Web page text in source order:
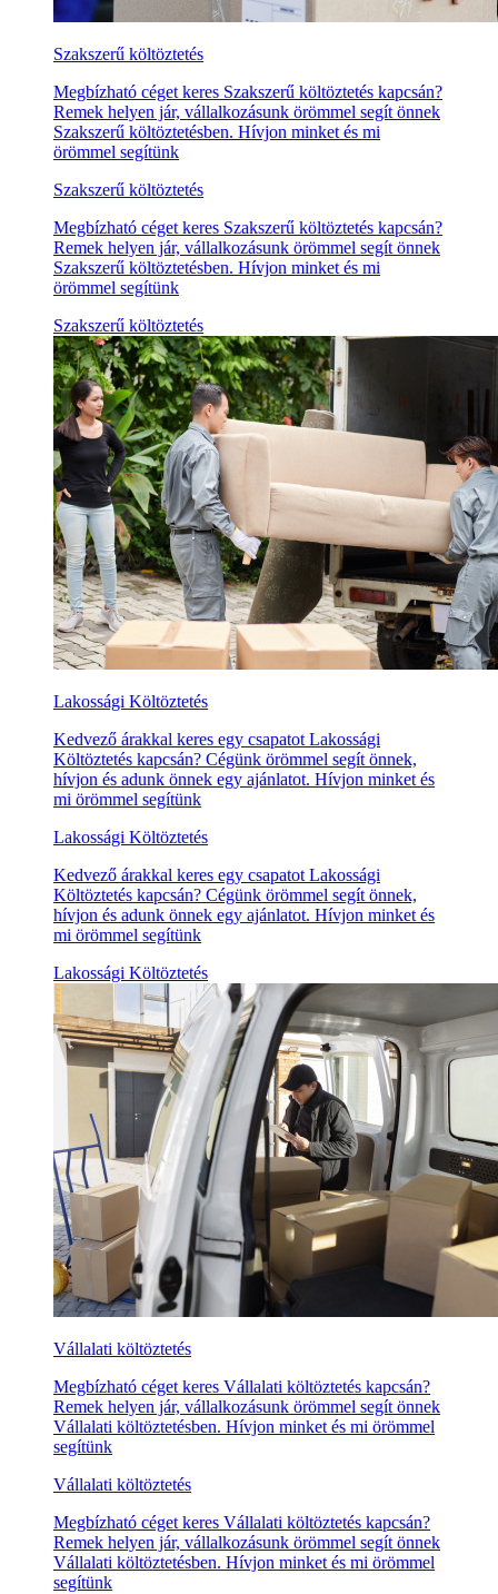
Szakszerű költöztetés
Megbízható céget keres Szakszerű költöztetés kapcsán?
Remek helyen jár, vállalkozásunk örömmel segít önnek
Szakszerű költöztetésben. Hívjon minket és mi
örömmel segítünk
Szakszerű költöztetés
Megbízható céget keres Szakszerű költöztetés kapcsán?
Remek helyen jár, vállalkozásunk örömmel segít önnek
Szakszerű költöztetésben. Hívjon minket és mi
örömmel segítünk
Szakszerű költöztetés
Lakossági Költöztetés
Kedvező árakkal keres egy csapatot Lakossági
Költöztetés kapcsán? Cégünk örömmel segít önnek,
hívjon és adunk önnek egy ajánlatot. Hívjon minket és
mi örömmel segítünk
Lakossági Költöztetés
Kedvező árakkal keres egy csapatot Lakossági
Költöztetés kapcsán? Cégünk örömmel segít önnek,
hívjon és adunk önnek egy ajánlatot. Hívjon minket és
mi örömmel segítünk
Lakossági Költöztetés
Vállalati költöztetés
Megbízható céget keres Vállalati költöztetés kapcsán?
Remek helyen jár, vállalkozásunk örömmel segít önnek
Vállalati költöztetésben. Hívjon minket és mi örömmel
segítünk
Vállalati költöztetés
Megbízható céget keres Vállalati költöztetés kapcsán?
Remek helyen jár, vállalkozásunk örömmel segít önnek
Vállalati költöztetésben. Hívjon minket és mi örömmel
segítünk